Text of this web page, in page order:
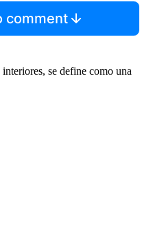
comment
se define como una